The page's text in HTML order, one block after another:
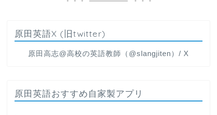
原田英語X (旧twitter)
原田高志@高校の英語教師（@slangjiten）/ X
原田英語おすすめ自家製アプリ